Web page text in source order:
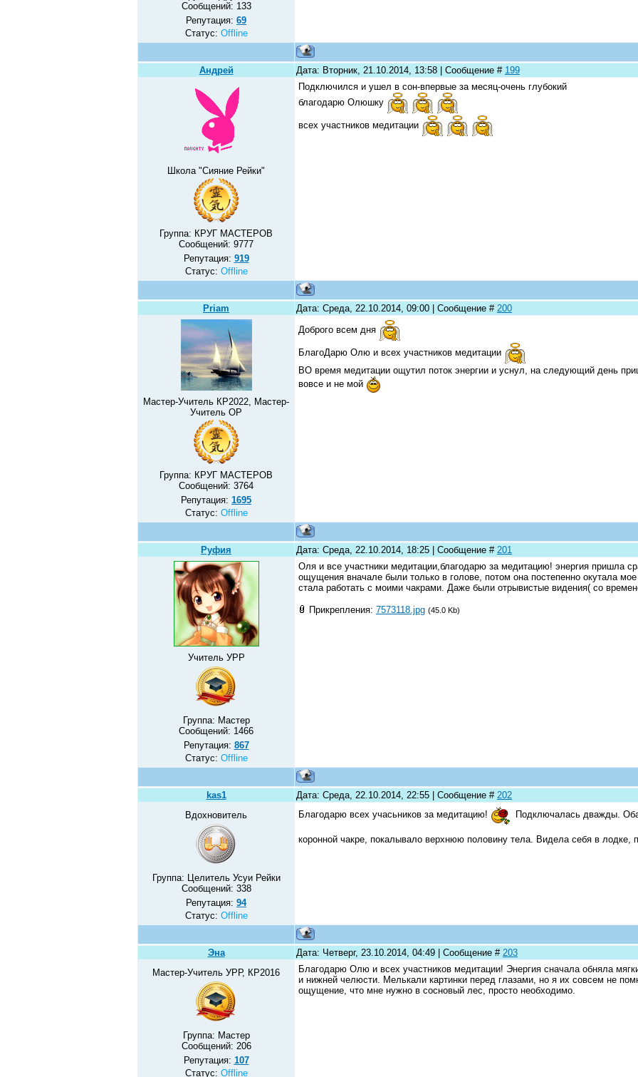
Сообщений: 133
Репутация: 69
Статус: Offline
Андрей Дата: Вторник, 21.10.2014, 13:58 | Сообщение # 199
Школа "Сияние Рейки"
Группа: КРУГ МАСТЕРОВ
Сообщений: 9777
Репутация: 919
Статус: Offline
Подключился и ушел в сон-впервые за месяц-очень глубокий
благодарю Олюшку
всех участников медитации
Priam Дата: Среда, 22.10.2014, 09:00 | Сообщение # 200
Мастер-Учитель КР2022, Мастер-
Учитель ОР
Группа: КРУГ МАСТЕРОВ
Сообщений: 3764
Репутация: 1695
Статус: Offline
Доброго всем дня
БлагоДарю Олю и всех участников медитации
ВО время медитации ощутил поток энергии и уснул, на следующий день
вовсе и не мой
Руфия Дата: Среда, 22.10.2014, 18:25 | Сообщение # 201
Учитель УРР
Группа: Мастер
Сообщений: 1466
Репутация: 867
Статус: Offline
Оля и все участники медитации,благодарю за медитацию! энергия пришла
ощущения вначале были только в голове, потом она постепенно окутала
стала работать с моими чакрами. Даже были отрывистые видения( со
Прикрепления: 7573118.jpg (45.0 Kb)
kas1 Дата: Среда, 22.10.2014, 22:55 | Сообщение # 202
Вдохновитель
Группа: Целитель Усуи Рейки
Сообщений: 338
Репутация: 94
Статус: Offline
Благодарю всех учасьников за медитацию! Подключалась дважды. Оба
коронной чакре, покалывало верхнюю половину тела. Видела себя в
Эна Дата: Четверг, 23.10.2014, 04:49 | Сообщение # 203
Мастер-Учитель УРР, КР2016
Группа: Мастер
Сообщений: 206
Репутация: 107
Статус: Offline
Благодарю Олю и всех участников медитации! Энергия сначала обняла
и нижней челюсти. Мелькали картинки перед глазами, но я их совсем не
ощущение, что мне нужно в сосновый лес, просто необходимо.